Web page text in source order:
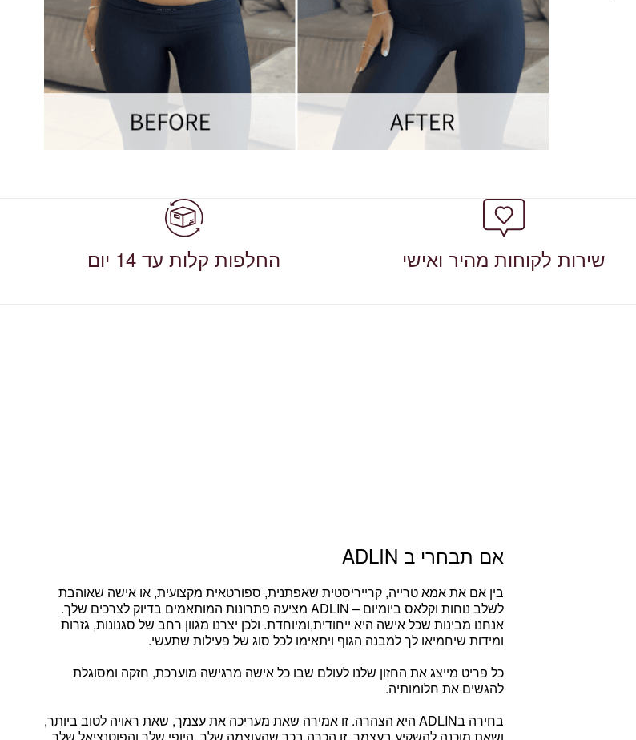
שירות לקוחות מהיר ואישי החלפות קלות עד 14 יום
אם תבחרי ב ADLIN
בין אם אתאמא טרייה, קרייריסטית שאפתנית, ספורטאית מקצועית, או אישה שאוהבת
לשלב נוחות וקלאס ביומיום
– ADLIN מציעה פתרונות המותאמים בדיוק לצרכים שלך.
אנחנו מבינות שכל אישה היא ייחודית,ומיוחדת. ולכן יצרנו מגוון רחב של סגנונות, גזרות
ומידות שיחמיאו לך למבנה הגוף ויתאימו לכל סוג של פעילות שתעשי.
כל פריט מייצג את החזון שלנו לעולם שבו כל אישה מרגישה מוערכת, חזקה ומסוגלת
להגשים את חלומותיה.
בחירה בADLIN היא הצהרה. זו
אמירה שאת מעריכה את עצמך, שאת ראויה לטוב ביותר,